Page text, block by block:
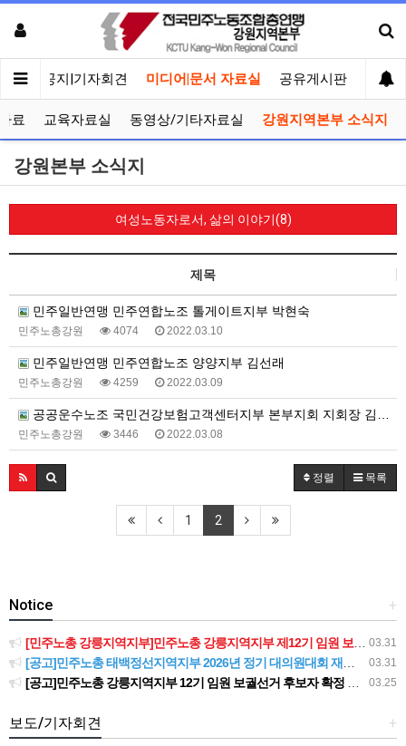
인 공지|기자회견 미디어|문서 자료실 공유게시판 선거
료 교육자료실 동영상/기타자료실 강원지역본부 소식지
강원본부 소식지
여성노동자로서, 삶의 이야기(8)
제목
민주일반연맹 민주연합노조 톨게이트지부 박현숙
민주노총강원 4074 2022.03.10
민주일반연맹 민주연합노조 양양지부 김선래
민주노총강원 4259 2022.03.09
공공운수노조 국민건강보험고객센터지부 본부지회 지회장 김경희
민주노총강원 3446 2022.03.08
정렬 목록
1 2
+
Notice
03.31
[민주노총 강릉지역지부]민주노총 강릉지역지부 제12기 임원 보궐선거결과 공고
03.31
[공고]민주노총 태백정선지역지부 2026년 정기 대의원대회 재소집 건
03.25
[공고]민주노총 강릉지역지부 12기 임원 보궐선거 후보자 확정 공고
+
보도/기자회견